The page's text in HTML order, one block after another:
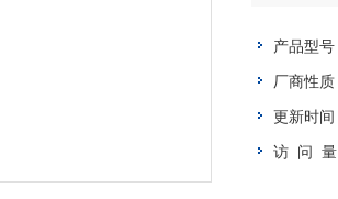
产品型号
厂商性质
更新时间
访 问 量